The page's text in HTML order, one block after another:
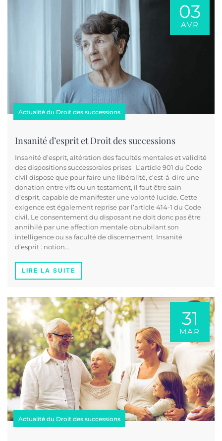
03
AVR
Actualité du Droit des successions
Insanité d’esprit et Droit des successions
Insanité d’esprit, altération des facultés mentales et validité
des dispositions successorales prises L’article 901 du Code
civil dispose que pour faire une libéralité, c’est-à-dire une
donation entre vifs ou un testament, il faut être sain
d’esprit, capable de manifester une volonté lucide. Cette
exigence est également reprise par l’article 414-1 du Code
civil. Le consentement du disposant ne doit donc pas être
annihilé par une affection mentale obnubilant son
intelligence ou sa faculté de discernement. Insanité
d’esprit : notion…
LIRE LA SUITE
31
MAR
Actualité du Droit des successions